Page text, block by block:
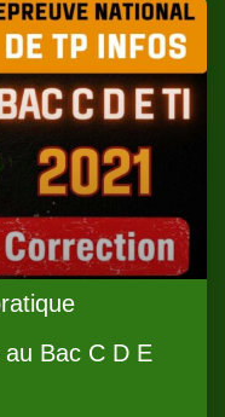
au Bac C D E